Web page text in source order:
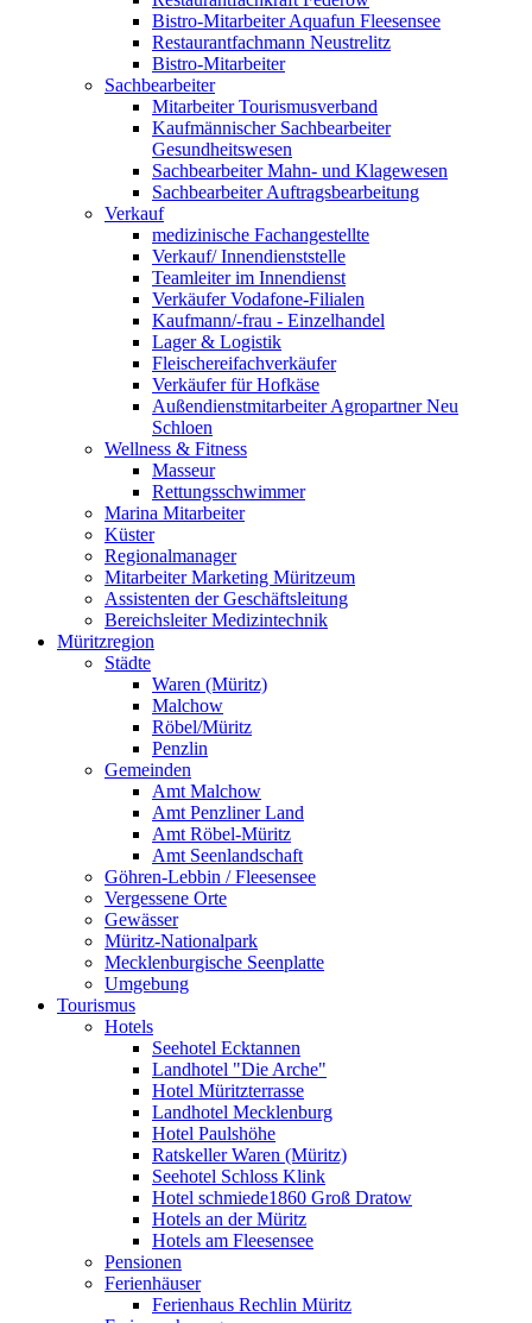
Bistro-Mitarbeiter Aquafun Fleesensee
Restaurantfachmann Neustrelitz
Bistro-Mitarbeiter
Sachbearbeiter
Mitarbeiter Tourismusverband
Kaufmännischer Sachbearbeiter
Gesundheitswesen
Sachbearbeiter Mahn- und Klagewesen
Sachbearbeiter Auftragsbearbeitung
Verkauf
medizinische Fachangestellte
Verkauf/ Innendienststelle
Teamleiter im Innendienst
Verkäufer Vodafone-Filialen
Kaufmann/-frau - Einzelhandel
Lager & Logistik
Fleischereifachverkäufer
Verkäufer für Hofkäse
Außendienstmitarbeiter Agropartner Neu
Schloen
Wellness & Fitness
Masseur
Rettungsschwimmer
Marina Mitarbeiter
Küster
Regionalmanager
Mitarbeiter Marketing Müritzeum
Assistenten der Geschäftsleitung
Bereichsleiter Medizintechnik
Müritzregion
Städte
Waren (Müritz)
Malchow
Röbel/Müritz
Penzlin
Gemeinden
Amt Malchow
Amt Penzliner Land
Amt Röbel-Müritz
Amt Seenlandschaft
Göhren-Lebbin / Fleesensee
Vergessene Orte
Gewässer
Müritz-Nationalpark
Mecklenburgische Seenplatte
Umgebung
Tourismus
Hotels
Seehotel Ecktannen
Landhotel "Die Arche"
Hotel Müritzterrasse
Landhotel Mecklenburg
Hotel Paulshöhe
Ratskeller Waren (Müritz)
Seehotel Schloss Klink
Hotel schmiede1860 Groß Dratow
Hotels an der Müritz
Hotels am Fleesensee
Pensionen
Ferienhäuser
Ferienhaus Rechlin Müritz